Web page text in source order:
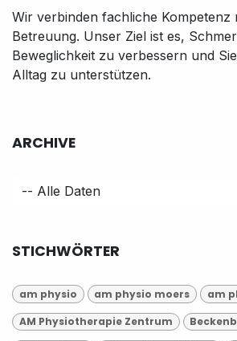
Wir verbinden fachliche Kompetenz
Betreuung. Unser Ziel ist es,
Beweglichkeit zu verbessern und
Alltag zu unterstützen.
ARCHIVE
STICHWÖRTER
am physio am physio moers am
AM Physiotherapie Zentrum